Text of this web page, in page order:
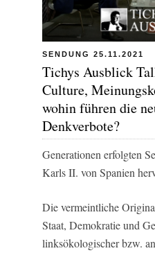
SENDUNG 25.11.2021
Tichys Ausblick
Culture,
wohin führen die
Denkverbote?
Generationen erfolgten
Karls II. von Spanien
Die vermeintliche
Staat, Demokratie und
linksökologischer bzw.